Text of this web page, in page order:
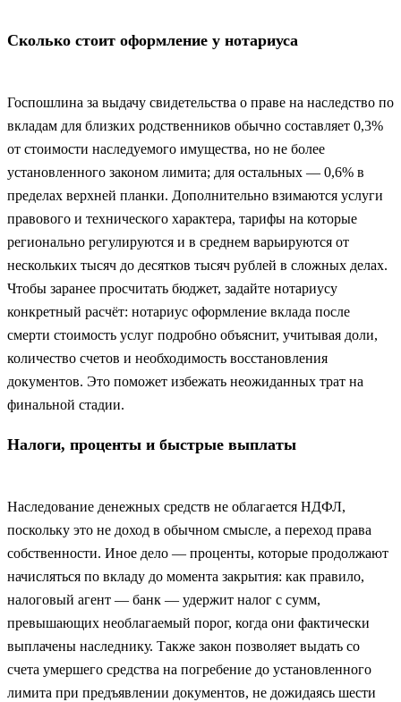
Сколько стоит оформление у нотариуса
Госпошлина за выдачу свидетельства о праве на наследство по
вкладам для близких родственников обычно составляет 0,3%
от стоимости наследуемого имущества, но не более
установленного законом лимита; для остальных — 0,6% в
пределах верхней планки. Дополнительно взимаются услуги
правового и технического характера, тарифы на которые
регионально регулируются и в среднем варьируются от
нескольких тысяч до десятков тысяч рублей в сложных делах.
Чтобы заранее просчитать бюджет, задайте нотариусу
конкретный расчёт: нотариус оформление вклада после
смерти стоимость услуг подробно объяснит, учитывая доли,
количество счетов и необходимость восстановления
документов. Это поможет избежать неожиданных трат на
финальной стадии.
Налоги, проценты и быстрые выплаты
Наследование денежных средств не облагается НДФЛ,
поскольку это не доход в обычном смысле, а переход права
собственности. Иное дело — проценты, которые продолжают
начисляться по вкладу до момента закрытия: как правило,
налоговый агент — банк — удержит налог с сумм,
превышающих необлагаемый порог, когда они фактически
выплачены наследнику. Также закон позволяет выдать со
счета умершего средства на погребение до установленного
лимита при предъявлении документов, не дожидаясь шести